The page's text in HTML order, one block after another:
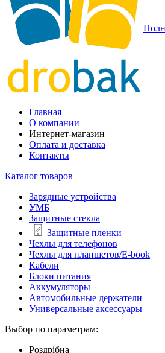
Главная
О компании
Интернет-магазин
Оплата и доставка
Контакты
Каталог товаров
Зарядные устройства
УМБ
Защитные стекла
Защитные пленки
Чехлы для телефонов
Чехлы для планшетов/E-book
Кабели
Блоки питания
Аккумуляторы
Автомобильные держатели
Универсальные аксессуары
Выбор по параметрам:
Роздрібна